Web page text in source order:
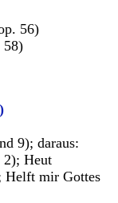
56)
58)
9); daraus:
2); Heut
Helft mir Gottes